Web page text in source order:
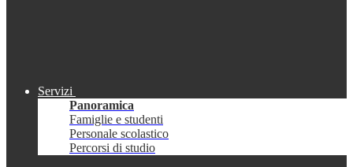
Servizi
Panoramica
Famiglie e studenti
Personale scolastico
Percorsi di studio